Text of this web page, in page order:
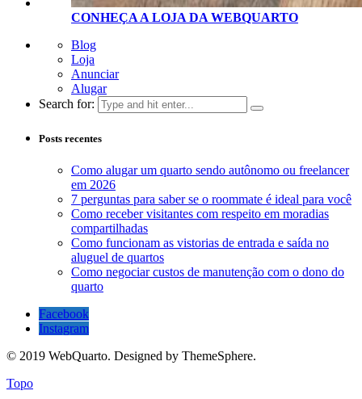
CONHEÇA A LOJA DA WEBQUARTO
Blog
Loja
Anunciar
Alugar
Search for:
Posts recentes
Como alugar um quarto sendo autônomo ou freelancer
em 2026
7 perguntas para saber se o roommate é ideal para você
Como receber visitantes com respeito em moradias
compartilhadas
Como funcionam as vistorias de entrada e saída no
aluguel de quartos
Como negociar custos de manutenção com o dono do
quarto
Facebook
Instagram
© 2019 WebQuarto. Designed by ThemeSphere.
Topo